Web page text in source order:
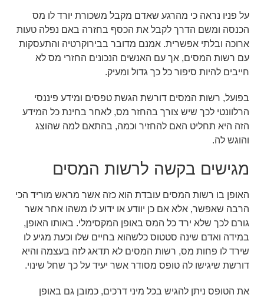
על פניו נראה כי מהרגע שאדם מקבל משכורת יורד לו מס
הכנסה ומשם הדרך לקבל את הכסף בחזרה באם נפלה טעות
ארוכה ובלתי אפשרית. אמנם מדובר בבירוקרטיה והתעסקות
עם רשות המסים, אך עם האנשים הנכונים החזרי מס לא
חייבים להיות סיפור כל כך גדול ומעיק.
בפועל, רשות המסים דורשת הגשת טפסים ומידע פיננסי
הרלוונטי לכך שיש צורך בהחזר מס, לאחר בחינת כל המידע
הזה היא תחליט האם להחזיר וכמה, בהתאם למה שהוצג
והוגש לה.
מגישים בקשה לרשות המסים
האופן בו רשות המסים עובדת הוא כזה אשר מראש מוריד הכי
הרבה שאפשר, אלא אם כן יוודע או ידוע לו משהו אחר אשר
גורם לכך שלא ירד כל המס באופן המקסימלי. באותו האופן,
במידה ואדם שינה סטטוס כלשהוא בחיים שלו וכעת מגיע לו
שירד לו פחות מס, רשות המסים לא תדאג לזה בעצמה והיא
דורשת שיגישו לה טופס מסודר אשר יעיד על כך שחל שינוי.
את הטופס ניתן להגיש בכל מיני דרכים, כמובן גם באופן